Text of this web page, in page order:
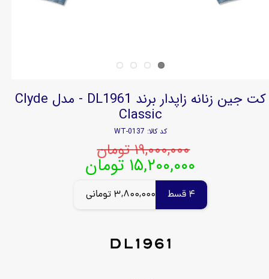
کت جین زنانه زاپدار برند DL1961 - مدل Clyde
Classic
کد کالا: WT-0137
۱۹,۰۰۰,۰۰۰ تومان
۱۵,۲۰۰,۰۰۰ تومان
4 قسط 3,800,000 تومانی